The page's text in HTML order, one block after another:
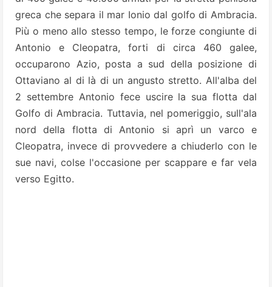
greca che separa il mar Ionio dal golfo di Ambracia.
Più o meno allo stesso tempo, le forze congiunte di
Antonio e Cleopatra, forti di circa 460 galee,
occuparono Azio, posta a sud della posizione di
Ottaviano al di là di un angusto stretto. All'alba del
2 settembre Antonio fece uscire la sua flotta dal
Golfo di Ambracia. Tuttavia, nel pomeriggio, sull'ala
nord della flotta di Antonio si aprì un varco e
Cleopatra, invece di provvedere a chiuderlo con le
sue navi, colse l'occasione per scappare e far vela
verso Egitto.